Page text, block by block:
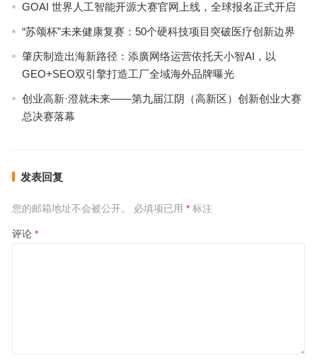
GOAI 世界人工智能开源大赛官网上线，全球报名正式开启
“苏颂杯”未来健康复赛：50个硬科技项目突破医疗创新边界
肇庆制造出海新路径：添廣网络运营依托天小智AI，以
GEO+SEO双引擎打造工厂全域海外品牌曝光
创业高新·澄就未来——第九届江阴（高新区）创新创业大赛
总决赛落幕
发表回复
您的邮箱地址不会被公开。 必填项已用 *标注
评论 *